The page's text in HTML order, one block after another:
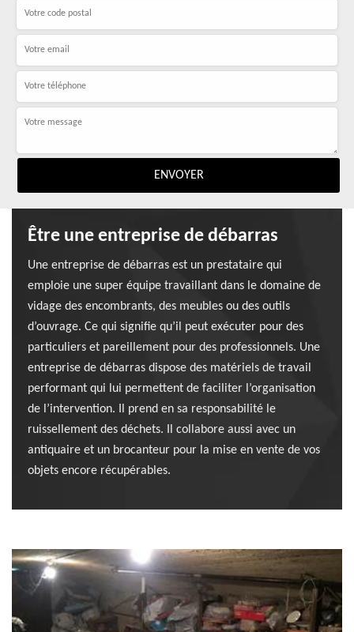
Être une entreprise de débarras
Une entreprise de débarras est un prestataire qui
emploie une super équipe travaillant dans le domaine de
vidage des encombrants, des meubles ou des outils
d’ouvrage. Ce qui signifie qu’il peut exécuter pour des
particuliers et pareillement pour des professionnels. Une
entreprise de débarras dispose des matériels de travail
performant qui lui permettent de faciliter l’organisation
de l’intervention. Il prend en sa responsabilité le
ruissellement des déchets. Il collabore aussi avec un
antiquaire et un brocanteur pour la mise en vente de vos
objets encore récupérables.